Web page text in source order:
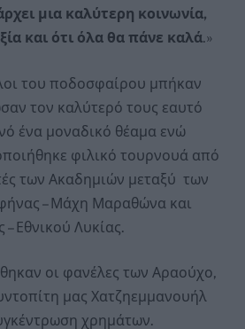
μια καλύτερη κοινωνία,
και ότι όλα θα πάνε καλά.»
του ποδοσφαίρου μπήκαν
τον καλύτερό τους εαυτό
ένα μοναδικό θέαμα ενώ
φιλικό τουρνουά από
των Ακαδημιών μεταξύ των
– Μάχη Μαραθώνα και
Εθνικού Λυκίας.
οι φανέλες των Αραούχο,
μας Χατζηεμμανουήλ
χρημάτων.